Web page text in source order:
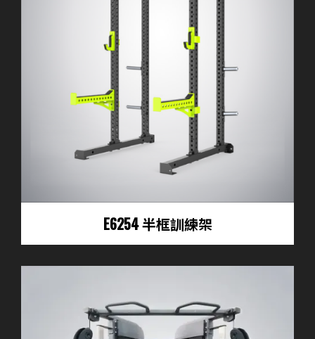
E6254 半框訓練架